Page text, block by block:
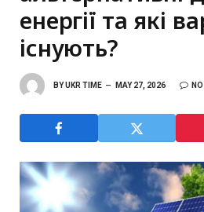
енергії та які
існують?
BYUKR TIME MAY 27, 2026